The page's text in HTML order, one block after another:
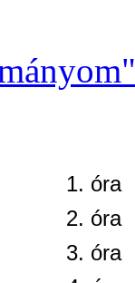
1. óra
2. óra
3. óra